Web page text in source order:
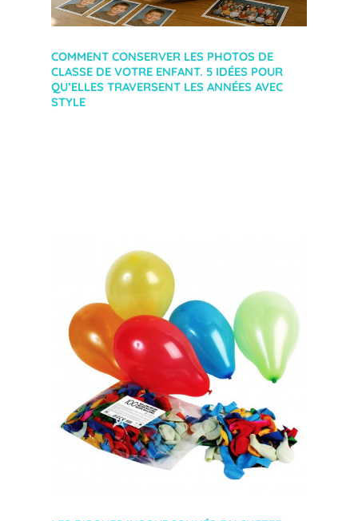
COMMENT CONSERVER LES PHOTOS DE
CLASSE DE VOTRE ENFANT. 5 IDÉES POUR
QU’ELLES TRAVERSENT LES ANNÉES AVEC
STYLE